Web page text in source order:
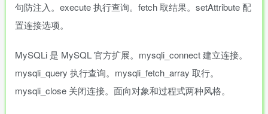
句防注入。execute 执行查询。fetch 取结果。setAttribute 配
置连接选项。
MySQLi 是 MySQL 官方扩展。mysqli_connect 建立连接。
mysqli_query 执行查询。mysqli_fetch_array 取行。
mysqli_close 关闭连接。面向对象和过程式两种风格。